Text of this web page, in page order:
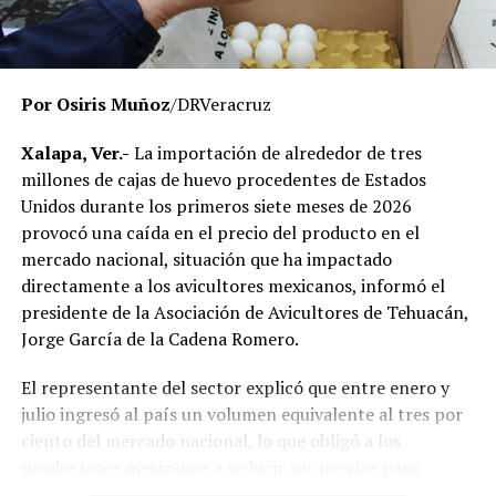
respetando el debido proceso, por lo que hasta el
momento no existe una determinación definitiva sobre
responsabilidades individuales.
señalaron que un grupo de profesores ha manifestado
su inconformidad con el proceso de revisión, al
considerar que las investigaciones podrían afectar
intereses al interior de la institución.
De acuerdo con esos testimonios, el grupo identificado
comoMovimiento Estatal UPAV, integrado
públicamente por Verónica Sánchez Ramos, Mauricio
Ivette Lara Barradas, Roberto Ibáñez y Carlos Enrique
Sierra, ha cuestionado las acciones emprendidas por las
autoridades universitarias y estatales.
Por Osiris Muñoz/DRVeracruz
Xalapa, Ver.- La importación de alrededor de tres
millones de cajas de huevo procedentes de Estados
Unidos durante los primeros siete meses de 2026
provocó una caída en el precio del producto en el
mercado nacional, situación que ha impactado
directamente a los avicultores mexicanos, informó el
presidente de la Asociación de Avicultores de Tehuacán,
Jorge García de la Cadena Romero.
El representante del sector explicó que entre enero y
julio ingresó al país un volumen equivalente al tres por
ciento del mercado nacional, lo que obligó a los